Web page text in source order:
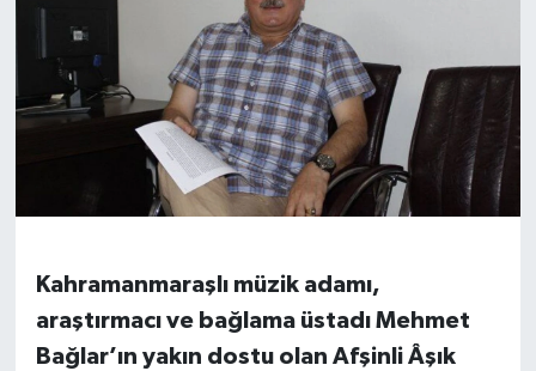
Kahramanmaraşlı müzik adamı,
araştırmacı ve bağlama üstadı Mehmet
Bağlar’ın yakın dostu olan Afşinli Âşık